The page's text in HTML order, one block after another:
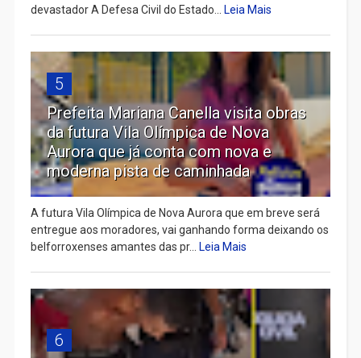
devastador A Defesa Civil do Estado... Leia Mais
5
Prefeita Mariana Canella visita obras
da futura Vila Olímpica de Nova
Aurora que já conta com nova e
moderna pista de caminhada
A futura Vila Olímpica de Nova Aurora que em breve será
entregue aos moradores, vai ganhando forma deixando os
belforroxenses amantes das pr... Leia Mais
6